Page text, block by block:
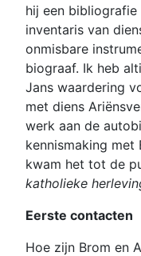
hij een bibliografie
inventaris van
onmisbare
biograaf. Ik heb
Jans waardering
met diens
werk aan de
kennismaking met
kwam het tot de
katholieke
Eerste contacten
Hoe zijn Brom en